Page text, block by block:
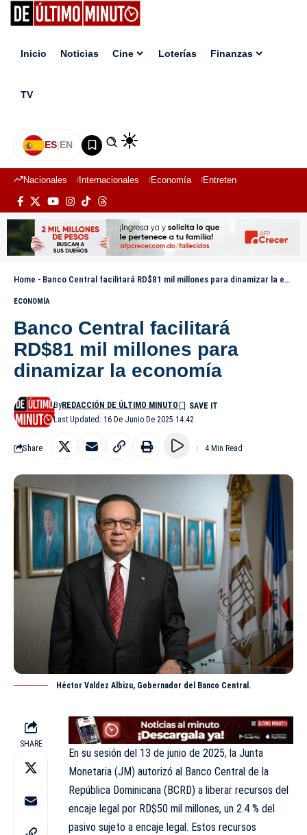
Inicio Noticias Cine Loterías Finanzas
TV
ES|EN
Nacionales Internacionales Economía Entretenimiento
Home - Banco Central facilitará RD$81 mil millones para dinamizar la economía
ECONOMÍA
Banco Central facilitará
RD$81 mil millones para
dinamizar la economía
Last Updated: 16 De Junio De 2025 14:42
ByREDACCIÓN DE ÚLTIMO MINUTO
Share 4 Min Read
Héctor Valdez Albizu, Gobernador del Banco Central.
SHARE
En su sesión del 13 de junio de 2025, la Junta
Monetaria (JM) autorizó al Banco Central de la
República Dominicana (BCRD) a liberar recursos del
encaje legal por RD$50 mil millones, un 2.4 % del
pasivo sujeto a encaje legal. Estos recursos